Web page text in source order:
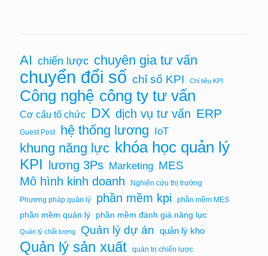
AI chiến lược chuyên gia tư vấn
chuyển đổi số chỉ số KPI Chỉ tiêu KPI
Công nghệ công ty tư vấn
Cơ cấu tổ chức DX dịch vụ tư vấn ERP
Guest Post hệ thống lương IoT
khung năng lực khóa học quản lý
KPI lương 3Ps Marketing MES
Mô hình kinh doanh
Nghiên cứu thị trường
Phương pháp quản lý
phần mềm kpi phần mềm MES
phần mềm quản lý phần mềm đánh giá năng lực
Quản lý chất lượng Quản lý dự án quản lý kho
Quản lý sản xuất quản trị chiến lược